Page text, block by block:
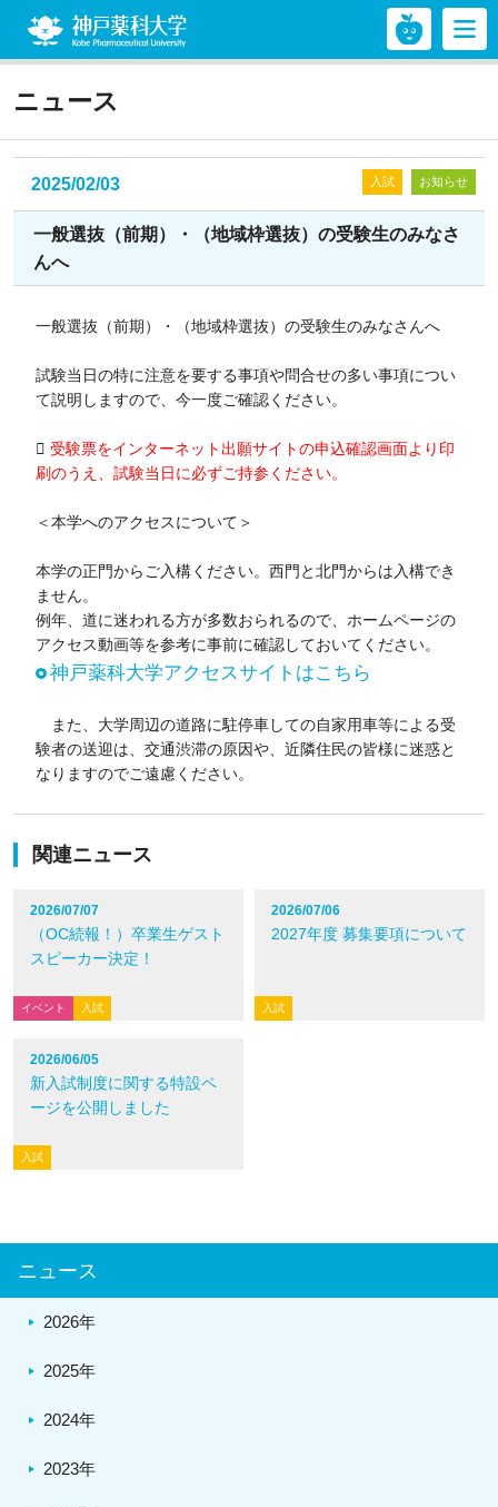
ニュース
2025/02/03 お知らせ
入試
一般選抜（前期）・（地域枠選抜）の受験生のみなさ
んへ
一般選抜（前期）・（地域枠選抜）の受験生のみなさんへ
試験当日の特に注意を要する事項や問合せの多い事項につい
て説明しますので、今一度ご確認ください。
 受験票をインターネット出願サイトの申込確認画面より印
刷のうえ、試験当日に必ずご持参ください。
＜本学へのアクセスについて＞
本学の正門からご入構ください。西門と北門からは入構でき
ません。
例年、道に迷われる方が多数おられるので、ホームページの
アクセス動画等を参考に事前に確認しておいてください。
神戸薬科大学アクセスサイトはこちら
また、大学周辺の道路に駐停車しての自家用車等による受
験者の送迎は、交通渋滞の原因や、近隣住民の皆様に迷惑と
なりますのでご遠慮ください。
関連ニュース
2026/07/07
（OC続報！）卒業生ゲスト
スピーカー決定！
イベント 入試
2026/07/06
2027年度 募集要項について
入試
2026/06/05
新入試制度に関する特設ペ
ージを公開しました
入試
ニュース
2026年
2025年
2024年
2023年
神戸薬科大学